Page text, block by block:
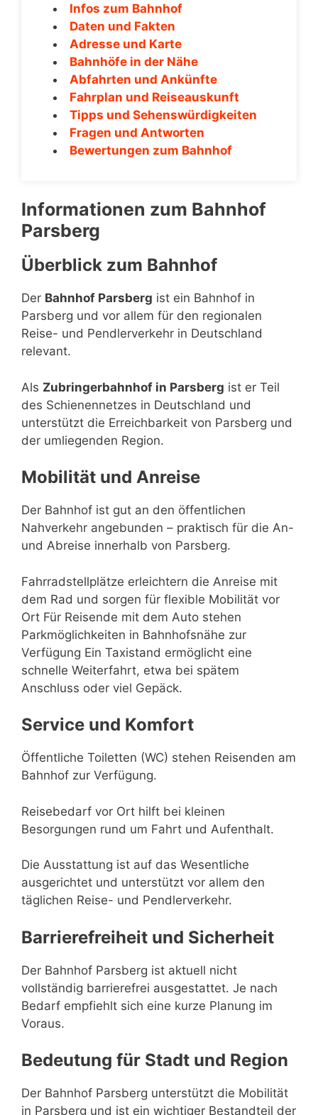
Infos zum Bahnhof
Daten und Fakten
Adresse und Karte
Bahnhöfe in der Nähe
Abfahrten und Ankünfte
Fahrplan und Reiseauskunft
Tipps und Sehenswürdigkeiten
Fragen und Antworten
Bewertungen zum Bahnhof
Informationen zum Bahnhof
Parsberg
Überblick zum Bahnhof
Der Bahnhof Parsberg ist ein Bahnhof in
Parsberg und vor allem für den regionalen
Reise- und Pendlerverkehr in Deutschland
relevant.
Als Zubringerbahnhof in Parsberg ist er Teil
des Schienennetzes in Deutschland und
unterstützt die Erreichbarkeit von Parsberg und
der umliegenden Region.
Mobilität und Anreise
Der Bahnhof ist gut an den öffentlichen
Nahverkehr angebunden – praktisch für die An-
und Abreise innerhalb von Parsberg.
Fahrradstellplätze erleichtern die Anreise mit
dem Rad und sorgen für flexible Mobilität vor
Ort Für Reisende mit dem Auto stehen
Parkmöglichkeiten in Bahnhofsnähe zur
Verfügung Ein Taxistand ermöglicht eine
schnelle Weiterfahrt, etwa bei spätem
Anschluss oder viel Gepäck.
Service und Komfort
Öffentliche Toiletten (WC) stehen Reisenden am
Bahnhof zur Verfügung.
Reisebedarf vor Ort hilft bei kleinen
Besorgungen rund um Fahrt und Aufenthalt.
Die Ausstattung ist auf das Wesentliche
ausgerichtet und unterstützt vor allem den
täglichen Reise- und Pendlerverkehr.
Barrierefreiheit und Sicherheit
Der Bahnhof Parsberg ist aktuell nicht
vollständig barrierefrei ausgestattet. Je nach
Bedarf empfiehlt sich eine kurze Planung im
Voraus.
Bedeutung für Stadt und Region
Der Bahnhof Parsberg unterstützt die Mobilität
in Parsberg und ist ein wichtiger Bestandteil der